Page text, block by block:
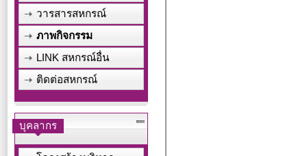
วารสารสหกรณ์
ภาพกิจกรรม
LINK สหกรณ์อื่น
ติดต่อสหกรณ์
บุคลากร